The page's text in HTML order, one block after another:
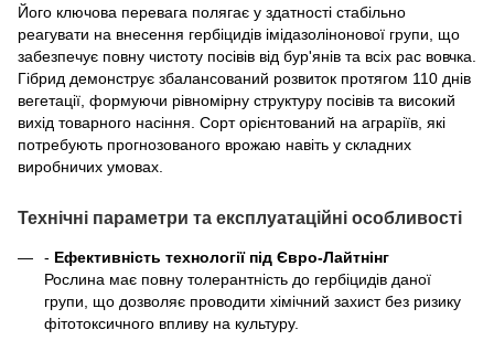
Його ключова перевага полягає у здатності стабільно
реагувати на внесення гербіцидів імідазолінонової групи, що
забезпечує повну чистоту посівів від бур'янів та всіх рас вовчка.
Гібрид демонструє збалансований розвиток протягом 110 днів
вегетації, формуючи рівномірну структуру посівів та високий
вихід товарного насіння. Сорт орієнтований на аграріїв, які
потребують прогнозованого врожаю навіть у складних
виробничих умовах.
Технічні параметри та експлуатаційні особливості
- Ефективність технології під Євро-Лайтнінг
Рослина має повну толерантність до гербіцидів даної
групи, що дозволяє проводити хімічний захист без ризику
фітотоксичного впливу на культуру.